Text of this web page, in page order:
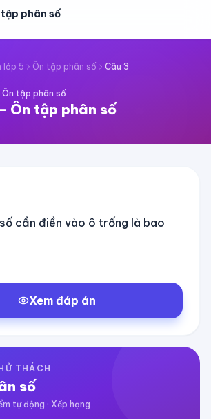
tập phân số
lớp 5 Ôn tập phân số Câu 3
Ôn tập phân số
Ôn tập phân số
cần điền vào ô trống là bao
Xem đáp án
THÁCH
số
tự động · Xếp hạng